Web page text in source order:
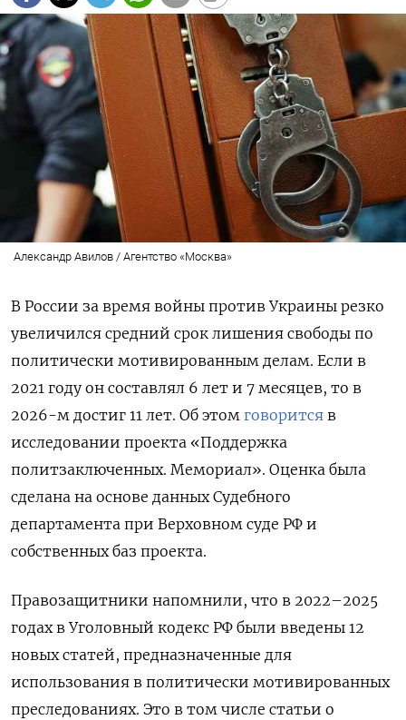
Александр Авилов / Агентство «Москва»
В России за время войны против Украины резко
увеличился средний срок лишения свободы по
политически мотивированным делам. Если в
2021 году он составлял 6 лет и 7 месяцев, то в
2026-м достиг 11 лет. Об этом говорится в
исследовании проекта «Поддержка
политзаключенных. Мемориал». Оценка была
сделана на основе данных Судебного
департамента при Верховном суде РФ и
собственных баз проекта.
Правозащитники напомнили, что в 2022–2025
годах в Уголовный кодекс РФ были введены 12
новых статей, предназначенные для
использования в политически мотивированных
преследованиях. Это в том числе статьи о